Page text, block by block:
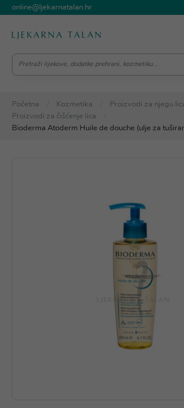
online@ljekarnatalan.hr
Početna Kozmetika
Proizvodi za njegu
Proizvodi za čišćenje lica
Bioderma Atoderm Huile de douche (ulje za